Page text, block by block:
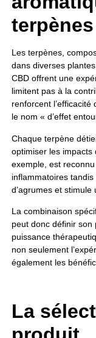
terpènes
Les terpènes,
dans diverses
CBD offrent une
limitent pas à la
renforcent
le nom « d’effet
Chaque terpène
optimiser les impacts
exemple, est
inflammatoires
d’agrumes et stimule
La combinaison
peut donc définir son
puissance
non seulement
également les
La